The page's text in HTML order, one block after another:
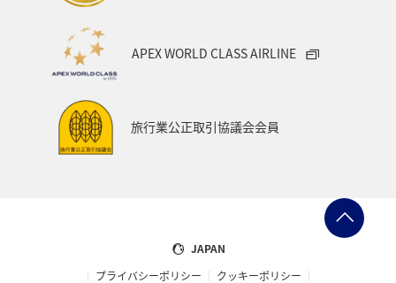
兵庫県
アメリカ・カナダ・中南米
大分県 お祭り・イベント
フランス
宮城県
オーストリア 東海地方 山形県 クロダイ
APEX WORLD CLASS AIRLINE
旅行業公正取引協議会会員
JAPAN
プライバシーポリシー
クッキーポリシー